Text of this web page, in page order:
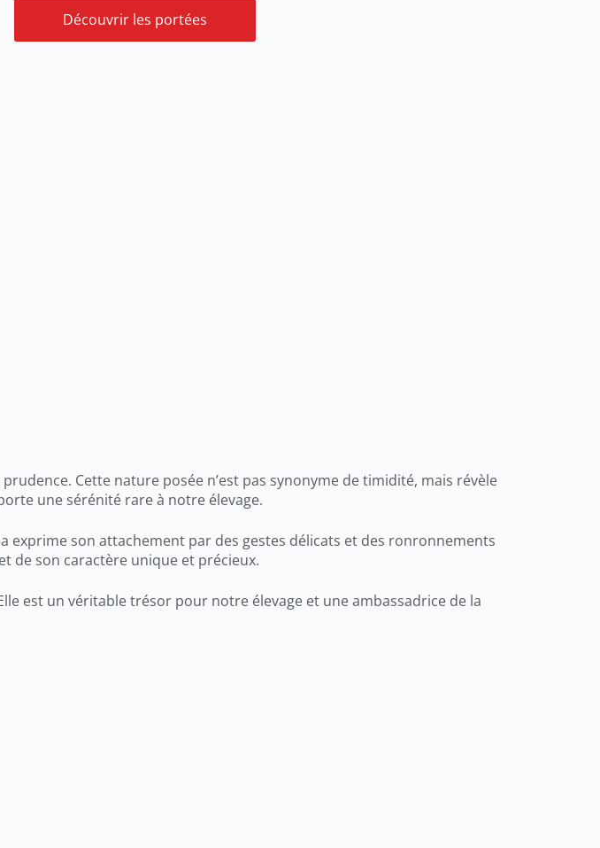
Découvrir les portées
Cette nature posée n’est pas synonyme de timidité, mais révèle
une sérénité rare à notre élevage.
exprime son attachement par des gestes délicats et des ronronnements
de son caractère unique et précieux.
est un véritable trésor pour notre élevage et une ambassadrice de la